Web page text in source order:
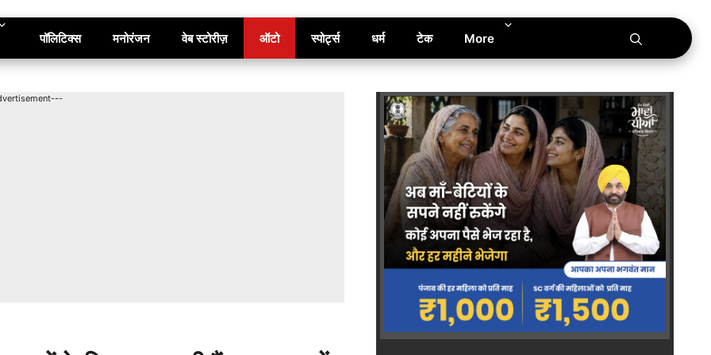
पॉलिटिक्स मनोरंजन वेब स्टोरीज़ ऑटो स्पोर्ट्स धर्म टेक More